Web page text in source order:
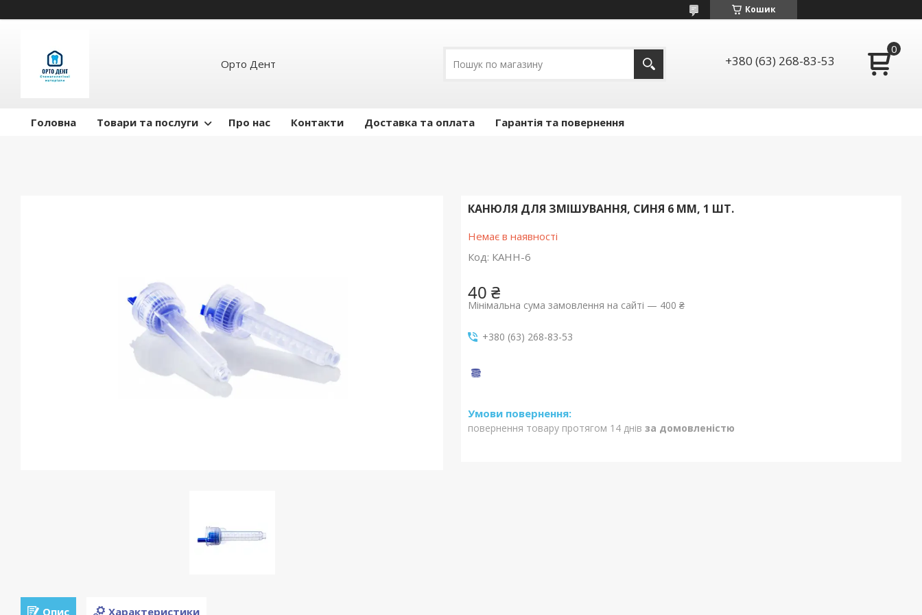
Кошик
Орто Дент +380 (63) 268-83-53
Головна Товари та послуги Про нас Контакти Доставка та оплата Гарантія та повернення
КАНЮЛЯ ДЛЯ ЗМІШУВАННЯ, СИНЯ 6 ММ, 1 ШТ.
Немає в наявності
Код: КАНН-6
40 ₴
Мінімальна сума замовлення на сайті — 400 ₴
+380 (63) 268-83-53
повернення товару протягом 14 днів за домовленістю
Опис Характеристики